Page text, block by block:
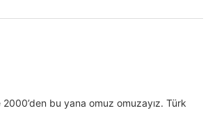
bu yana omuz omuzayız. Türk